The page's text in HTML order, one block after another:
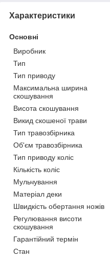
Характеристики
Основні
Виробник
Тип
Тип приводу
Максимальна ширина
скошування
Висота скошування
Викид скошеної трави
Тип травозбірника
Об'єм травозбірника
Тип приводу коліс
Кількість коліс
Мульчування
Матеріал деки
Швидкість обертання ножів
Регулювання висоти
скошування
Гарантійний термін
Стан